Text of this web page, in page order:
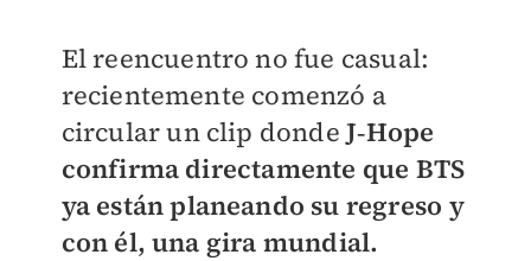
El reencuentro no fue casual:
recientemente comenzó a
circular un clip donde J‑Hope
confirma directamente que BTS
ya están planeando su regreso y
con él, una gira mundial.